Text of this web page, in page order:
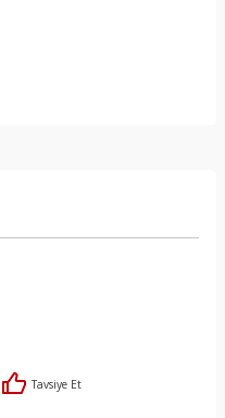
Tavsiye Et